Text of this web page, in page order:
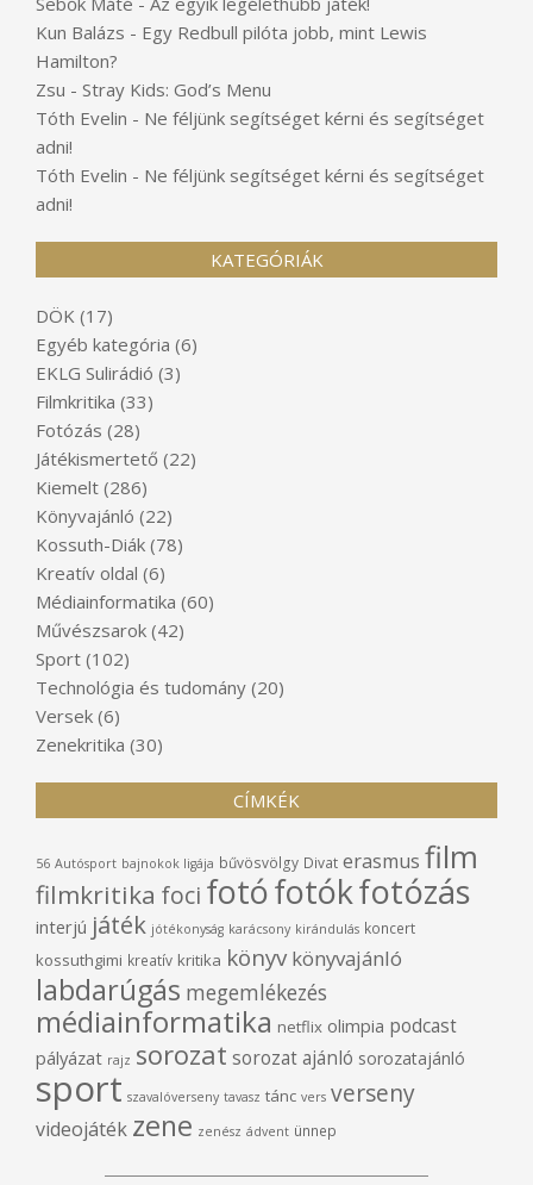
Kun Balázs - Egy Redbull pilóta jobb, mint Lewis
Hamilton?
Zsu - Stray Kids: God’s Menu
Tóth Evelin - Ne féljünk segítséget kérni és segítséget
adni!
Tóth Evelin - Ne féljünk segítséget kérni és segítséget
adni!
KATEGÓRIÁK
DÖK (17)
Egyéb kategória (6)
EKLG Sulirádió (3)
Filmkritika (33)
Fotózás (28)
Játékismertető (22)
Kiemelt (286)
Könyvajánló (22)
Kossuth-Diák (78)
Kreatív oldal (6)
Médiainformatika (60)
Művészsarok (42)
Sport (102)
Technológia és tudomány (20)
Versek (6)
Zenekritika (30)
CÍMKÉK
56 Autósport bajnokok ligája bűvösvölgy Divat erasmus film
filmkritika foci fotófotókfotózás
interjú játék jótékonyság karácsony kirándulás koncert
kossuthgimi kreatív kritika könyv könyvajánló
labdarúgás megemlékezés
médiainformatika netflix olimpia podcast
pályázat rajz sorozat sorozat ajánló sorozatajánló
sport szavalóverseny tavasz tánc vers verseny
videojáték zene zenész ádvent ünnep